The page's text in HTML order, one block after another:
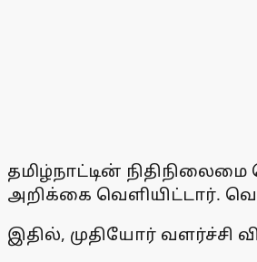
தமிழ்நாட்டின்
அறிக்கை வெளியிட்டார்.
இதில், முதியோர் வளர்ச்சி